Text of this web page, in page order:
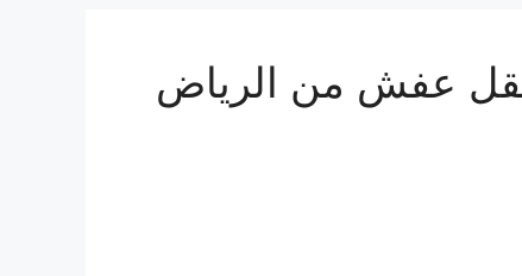
من السعودية الي الاردن (0510814090) نقل عفش من الرياض